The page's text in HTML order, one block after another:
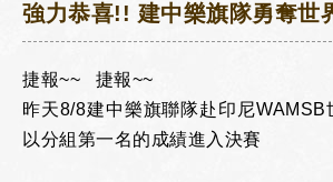
強力恭喜!! 建中樂旗隊勇奪世
捷報~~ 捷報~~
昨天8/8建中樂旗聯隊赴印尼WAMSB
以分組第一名的成績進入決賽